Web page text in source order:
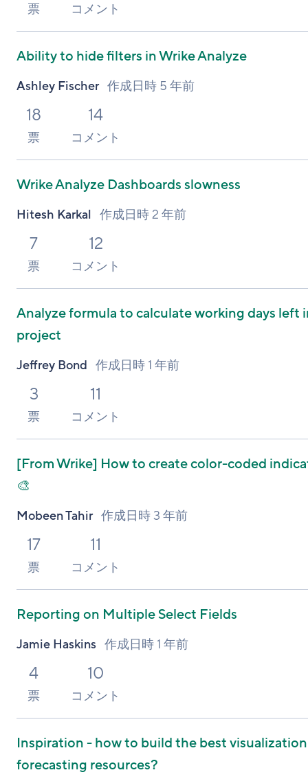
票 コメント
Ability to hide filters in Wrike Analyze
Ashley Fischer 作成日時 5 年前
18
票
14
コメント
Wrike Analyze Dashboards slowness
Hitesh Karkal 作成日時2 年前
7
票
12
コメント
Analyze formula to calculate working days left
project
Jeffrey Bond 作成日時1 年前
3
票
11
コメント
[From Wrike] How to create color-coded
🎨
Mobeen Tahir 作成日時 3 年前
17
票
11
コメント
Reporting on Multiple Select Fields
Jamie Haskins 作成日時1 年前
4
票
10
コメント
Inspiration - how to build the best
forecasting resources?